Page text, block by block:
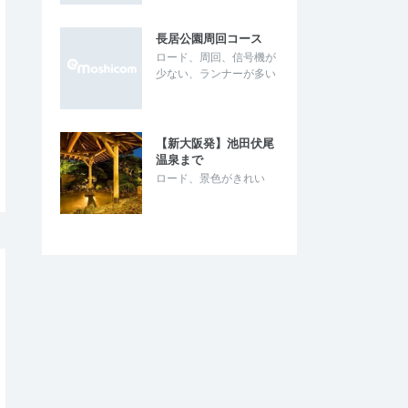
長居公園周回コース
ロード、周回、信号機が
少ない、ランナーが多い
【新大阪発】池田伏尾
温泉まで
ロード、景色がきれい